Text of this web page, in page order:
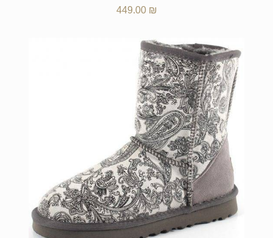
449.00 ₪